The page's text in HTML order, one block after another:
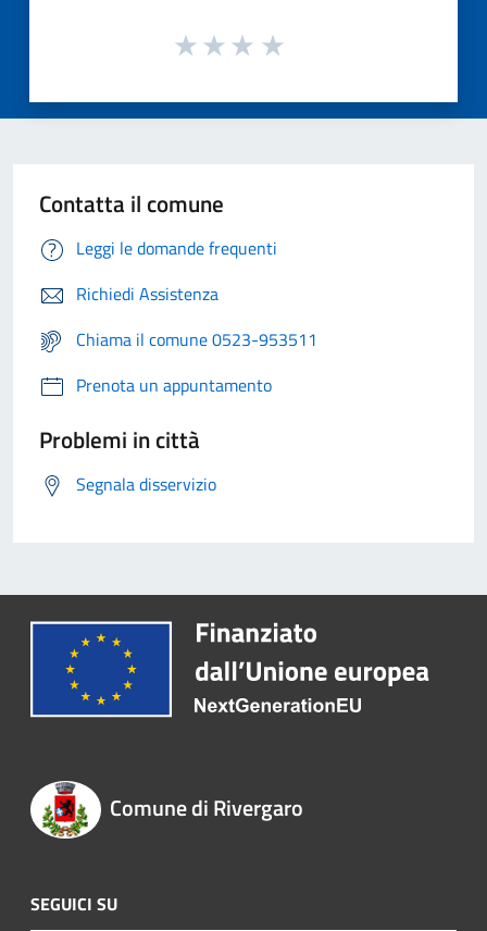
Contatta il comune
Leggi le domande frequenti
Richiedi Assistenza
Chiama il comune 0523-953511
Prenota un appuntamento
Problemi in città
Segnala disservizio
Comune di Rivergaro
SEGUICI SU